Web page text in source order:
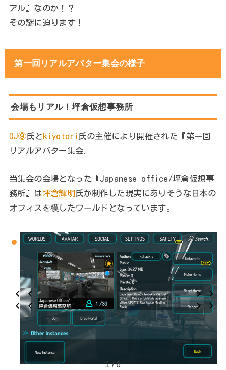
アル』なのか！？
その謎に迫ります！
第一回リアルアバター集会の様子
会場もリアル！坪倉仮想事務所
DJ⑨氏とkiyotori 氏の主催により開催された『第一回
リアルアバター集会』
当集会の会場となった『Japanese office/坪倉仮想事
務所』は坪倉輝明氏が制作した現実にありそうな日本の
オフィスを模したワールドとなっています。
1 / 6